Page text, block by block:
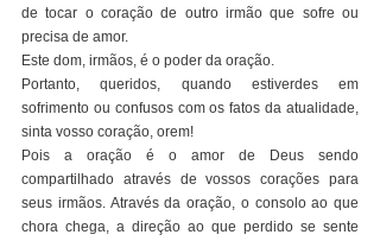
de tocar o coração de outro irmão que sofre ou
precisa de amor.
Este dom, irmãos, é o poder da oração.
Portanto, queridos, quando estiverdes em
sofrimento ou confusos com os fatos da atualidade,
sinta vosso coração, orem!
Pois a oração é o amor de Deus sendo
compartilhado através de vossos corações para
seus irmãos. Através da oração, o consolo ao que
chora chega, a direção ao que perdido se sente